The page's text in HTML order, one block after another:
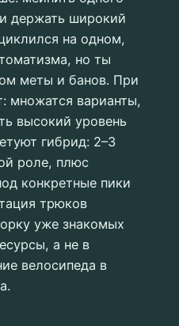
держать широкий
на одном,
но ты
меты и банов. При
множатся варианты,
высокий уровень
гибрид: 2–3
роле, плюс
конкретные пики
трюков
уже знакомых
а не в
велосипеда в